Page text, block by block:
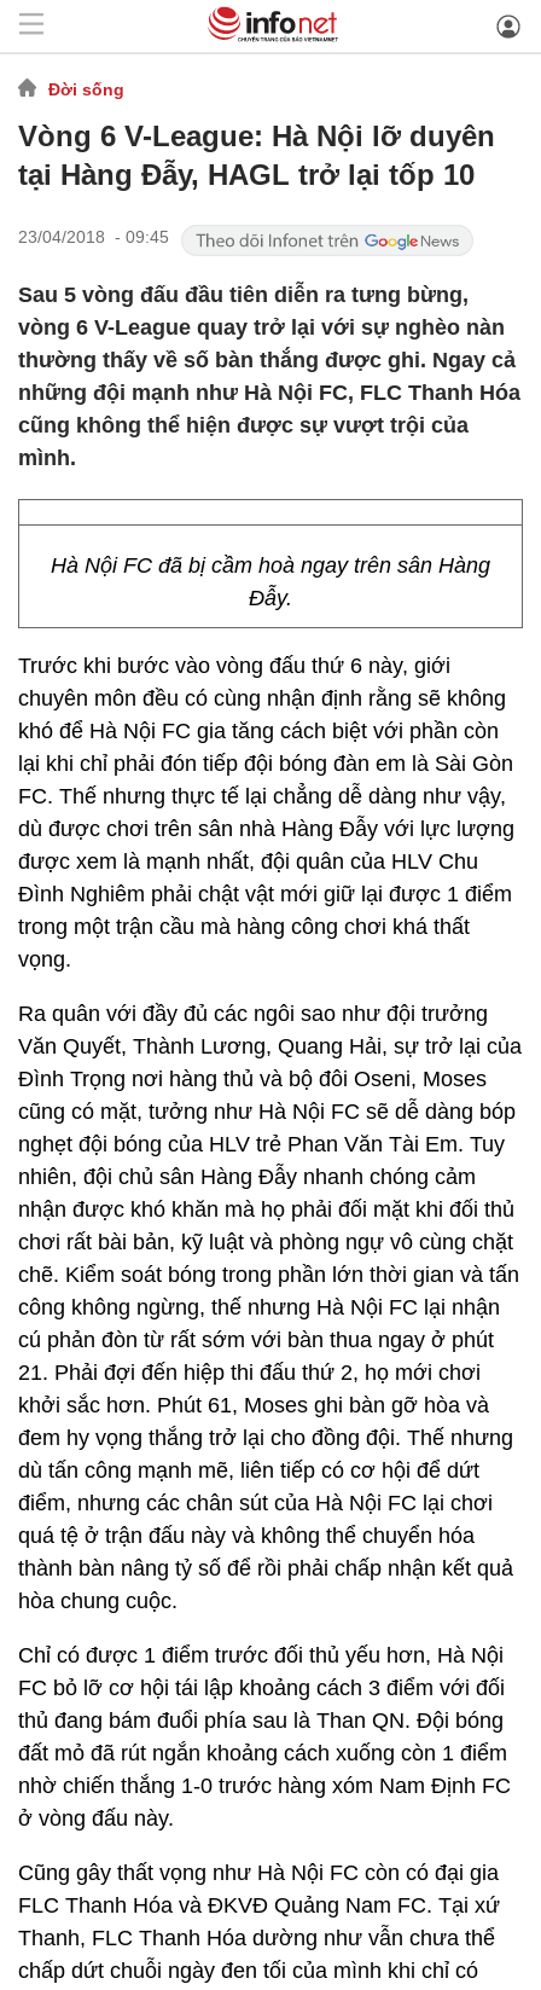
Đời sống
Vòng 6 V-League: Hà Nội lỡ duyên
tại Hàng Đẫy, HAGL trở lại tốp 10
23/04/2018 - 09:45
Sau 5 vòng đấu đầu tiên diễn ra tưng bừng,
vòng 6 V-League quay trở lại với sự nghèo nàn
thường thấy về số bàn thắng được ghi. Ngay cả
những đội mạnh như Hà Nội FC, FLC Thanh Hóa
cũng không thể hiện được sự vượt trội của
mình.
Hà Nội FC đã bị cầm hoà ngay trên sân Hàng
Đẫy.
Trước khi bước vào vòng đấu thứ 6 này, giới
chuyên môn đều có cùng nhận định rằng sẽ không
khó để Hà Nội FC gia tăng cách biệt với phần còn
lại khi chỉ phải đón tiếp đội bóng đàn em là Sài Gòn
FC. Thế nhưng thực tế lại chẳng dễ dàng như vậy,
dù được chơi trên sân nhà Hàng Đẫy với lực lượng
được xem là mạnh nhất, đội quân của HLV Chu
Đình Nghiêm phải chật vật mới giữ lại được 1 điểm
trong một trận cầu mà hàng công chơi khá thất
vọng.
Ra quân với đầy đủ các ngôi sao như đội trưởng
Văn Quyết, Thành Lương, Quang Hải, sự trở lại của
Đình Trọng nơi hàng thủ và bộ đôi Oseni, Moses
cũng có mặt, tưởng như Hà Nội FC sẽ dễ dàng bóp
nghẹt đội bóng của HLV trẻ Phan Văn Tài Em. Tuy
nhiên, đội chủ sân Hàng Đẫy nhanh chóng cảm
nhận được khó khăn mà họ phải đối mặt khi đối thủ
chơi rất bài bản, kỹ luật và phòng ngự vô cùng chặt
chẽ. Kiểm soát bóng trong phần lớn thời gian và tấn
công không ngừng, thế nhưng Hà Nội FC lại nhận
cú phản đòn từ rất sớm với bàn thua ngay ở phút
21. Phải đợi đến hiệp thi đấu thứ 2, họ mới chơi
khởi sắc hơn. Phút 61, Moses ghi bàn gỡ hòa và
đem hy vọng thắng trở lại cho đồng đội. Thế nhưng
dù tấn công mạnh mẽ, liên tiếp có cơ hội để dứt
điểm, nhưng các chân sút của Hà Nội FC lại chơi
quá tệ ở trận đấu này và không thể chuyển hóa
thành bàn nâng tỷ số để rồi phải chấp nhận kết quả
hòa chung cuộc.
Chỉ có được 1 điểm trước đối thủ yếu hơn, Hà Nội
FC bỏ lỡ cơ hội tái lập khoảng cách 3 điểm với đối
thủ đang bám đuổi phía sau là Than QN. Đội bóng
đất mỏ đã rút ngắn khoảng cách xuống còn 1 điểm
nhờ chiến thắng 1-0 trước hàng xóm Nam Định FC
ở vòng đấu này.
Cũng gây thất vọng như Hà Nội FC còn có đại gia
FLC Thanh Hóa và ĐKVĐ Quảng Nam FC. Tại xứ
Thanh, FLC Thanh Hóa dường như vẫn chưa thể
chấp dứt chuỗi ngày đen tối của mình khi chỉ có